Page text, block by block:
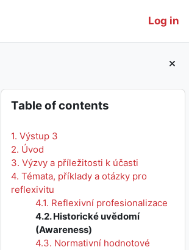
Log in
Blocks
Skip Table of contents
Table of contents
1. Výstup 3
2. Úvod
3. Výzvy a příležitosti k účasti
4. Témata, příklady a otázky pro
reflexivitu
4.1. Reflexivní profesionalizace
4.2. Historické uvědomí
(Awareness)
4.3. Normativní hodnotové